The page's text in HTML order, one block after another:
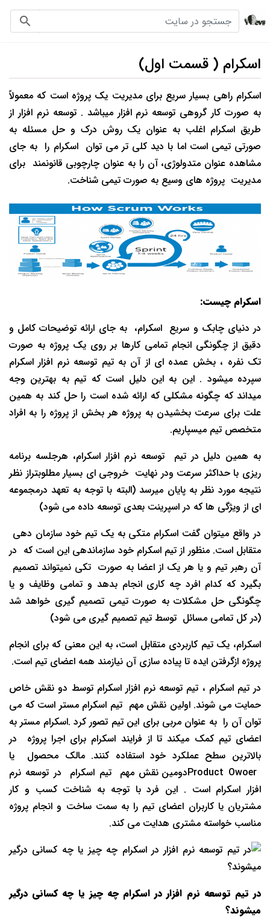
جستجو
اسکرام ( قسمت اول)
اسکرام راهی بسیار سریع برای مدیریت یک پروژه است که معمولاً
به صورت کار گروهی توسعه نرم افزار میباشد . توسعه نرم افزار از
طریق اسکرام اغلب به عنوان یک روش درک و حل مسئله به
صورتی تیمی است اما با دید کلی تر می توان اسکرام را به جای
مشاهده عنوان متدولوژی، آن را به عنوان چارچوبی قانونمند برای
مدیریت پروژه های وسیع به صورت تیمی شناخت.
اسکرام چیست:
در دنیای چابک و سریع اسکرام، به جای ارائه توضیحات کامل و
دقیق از چگونگی انجام تمامی کارها بر روی یک پروژه به صورت
تک نفره ، بخش عمده ای از آن به تیم توسعه نرم افزار اسکرام
سپرده میشود . این به این دلیل است که تیم به بهترین وجه
میداند که چگونه مشکلی که ارائه شده است را حل کند به همین
علت برای سرعت بخشیدن به پروژه هر بخش از پروژه را به افراد
متخصص تیم میسپاریم.
به همین دلیل در تیم توسعه نرم افزار اسکرام، هرجلسه برنامه
ریزی با حداکثر سرعت ودر نهایت خروجی ای بسیار مطلوبتراز نظر
نتیجه مورد نظر به پایان میرسد (البته با توجه به تعهد درمجموعه
ای از ویژگی ها که در اسپرینت بعدی توسعه داده می شود)
در واقع میتوان گفت اسکرام متکی به یک تیم خود سازمان دهی
متقابل است. منظور از تیم اسکرام خود سازماندهی این است که در
آن رهبر تیم و یا هر یک از اعضا به صورت تکی نمیتواند تصمیم
بگیرد که کدام افرد چه کاری انجام بدهد و تمامی وظایف و یا
چگونگی حل مشکلات به صورت تیمی تصمیم گیری خواهد شد
(در کل تمامی مسائل توسط تیم تصمیم گیری می شود)
اسکرام، یک تیم کاربردی متقابل است، به این معنی که برای انجام
پروژه ازگرفتن ایده تا پیاده سازی آن نیازمند همه اعضای تیم است.
در تیم اسکرام ، تیم توسعه نرم افزار اسکرام توسط دو نقش خاص
حمایت می شوند. اولین نقش مهم تیم اسکرام مستر است که می
توان آن را به عنوان مربی برای این تیم تصور کرد .اسکرام مستر به
اعضای تیم کمک میکند تا از فرایند اسکرام برای اجرا پروژه در
بالاترین سطح عملکرد خود استفاده کنند. مالک محصول یا
Product Owoerدومین نقش مهم تیم اسکرام در توسعه نرم
افزار اسکرام است . این فرد با توجه به شناخت کسب و کار
مشتریان یا کاربران اعضای تیم را به سمت ساخت و انجام پروژه
مناسب خواسته مشتری هدایت می کند.
در تیم توسعه نرم افزار در اسکرام چه چیز یا چه کسانی درگیر
میشوند؟